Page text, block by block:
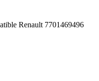
Renault 7701469496